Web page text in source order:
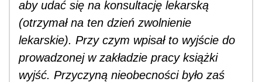
aby udać się na konsultację lekarską
(otrzymał na ten dzień zwolnienie
lekarskie). Przy czym wpisał to wyjście do
prowadzonej w zakładzie pracy książki
wyjść. Przyczyną nieobecności było zaś